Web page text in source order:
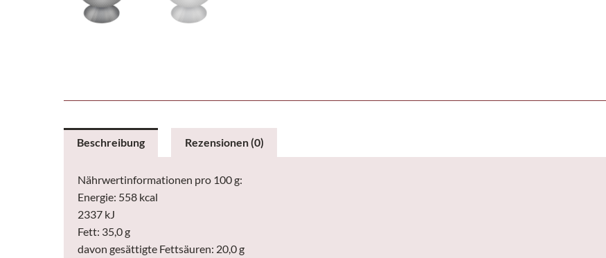
Beschreibung Rezensionen (0)
Nährwertinformationen pro 100 g:
Energie: 558 kcal
2337 kJ
Fett: 35,0 g
davon gesättigte Fettsäuren: 20,0 g